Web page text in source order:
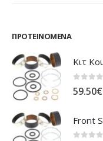
ΠΡΟΤΕΙΝΌΜΕΝΑ
59.50€